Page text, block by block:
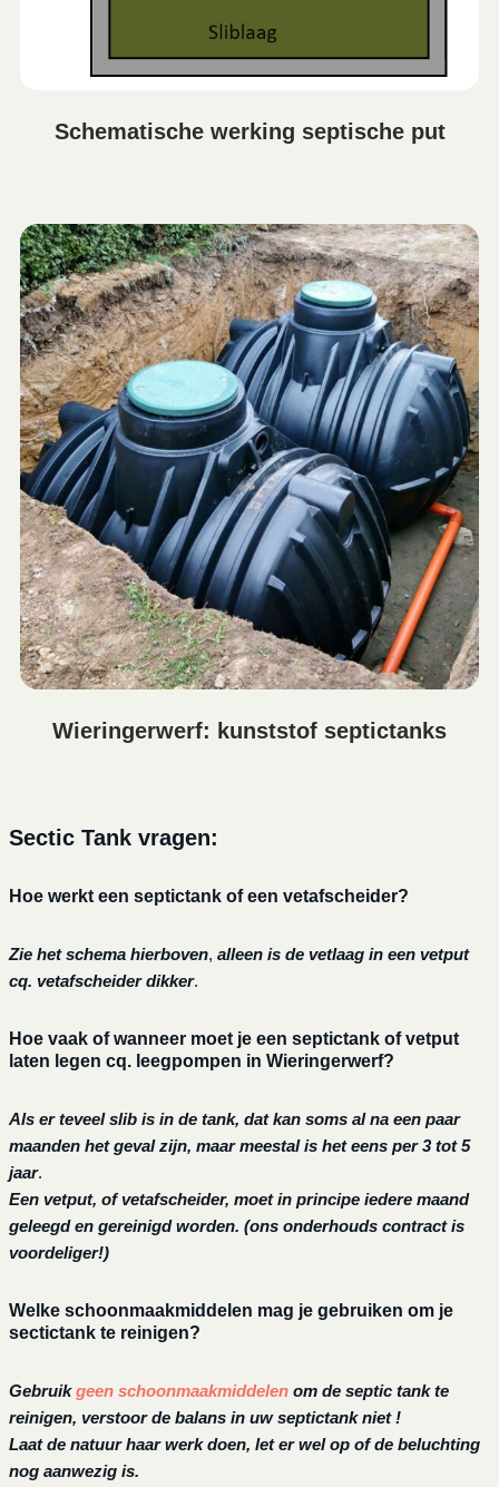
Schematische werking septische put
Wieringerwerf: kunststof septictanks
Sectic Tank vragen:
Hoe werkt een septictank of een vetafscheider?
Zie het schema hierboven, alleen is de vetlaag in een vetput
cq. vetafscheider dikker.
Hoe vaak of wanneer moet je een septictank of vetput
laten legen cq. leegpompen in Wieringerwerf?
Als er teveel slib is in de tank, dat kan soms al na een paar
maanden het geval zijn, maar meestal is het eens per 3 tot 5
jaar.
Een vetput, of vetafscheider, moet in principe iedere maand
geleegd en gereinigd worden. (ons onderhouds contract is
voordeliger!)
Welke schoonmaakmiddelen mag je gebruiken om je
sectictank te reinigen?
Gebruikgeen schoonmaakmiddelen om de septic tank te
reinigen, verstoor de balans in uw septictank niet !
Laat de natuur haar werk doen, let er wel op of de beluchting
nog aanwezig is.